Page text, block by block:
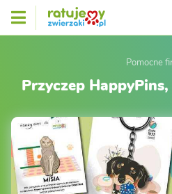
Pomocne
Przyczep